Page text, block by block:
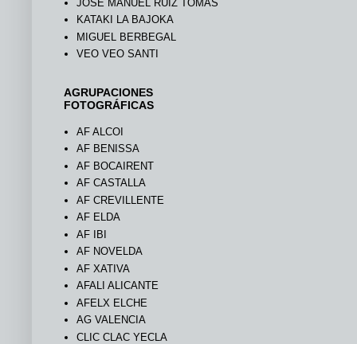
JOSÉ MANUEL RUIZ TOMÁS
KATAKI LA BAJOKA
MIGUEL BERBEGAL
VEO VEO SANTI
AGRUPACIONES
FOTOGRÁFICAS
AF ALCOI
AF BENISSA
AF BOCAIRENT
AF CASTALLA
AF CREVILLENTE
AF ELDA
AF IBI
AF NOVELDA
AF XATIVA
AFALI ALICANTE
AFELX ELCHE
AG VALENCIA
CLIC CLAC YECLA